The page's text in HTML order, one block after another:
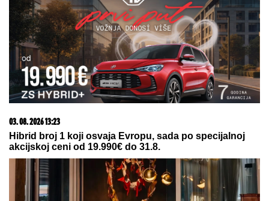
"Moja jedina ljubav"
Prvo oglašavanje Tee Tairović nakon
SAOBRAĆAJKE u Crnoj Gori: AUTO
UNIŠTEN, a evo u kakvom je stanju
pevačica (FOTO)